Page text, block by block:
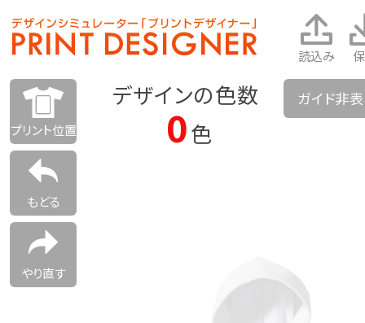
読込み
デザインの色数
0色
ガイド非
プリント位置
もどる
やり直す